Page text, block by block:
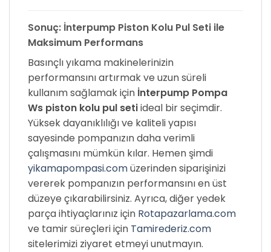
Sonuç: İnterpump Piston Kolu Pul Seti ile
Maksimum Performans
Basınçlı yıkama makinelerinizin
performansını artırmak ve uzun süreli
kullanım sağlamak için İnterpump Pompa
Ws piston kolu pul setiideal bir seçimdir.
Yüksek dayanıklılığı ve kaliteli yapısı
sayesinde pompanızın daha verimli
çalışmasını mümkün kılar. Hemen şimdi
yikamapompasi.comüzerinden siparişinizi
vererek pompanızın performansını en üst
düzeye çıkarabilirsiniz. Ayrıca, diğer yedek
parça ihtiyaçlarınız için Rotapazarlama.com
ve tamir süreçleri için Tamirederiz.com
sitelerimizi ziyaret etmeyi unutmayın.